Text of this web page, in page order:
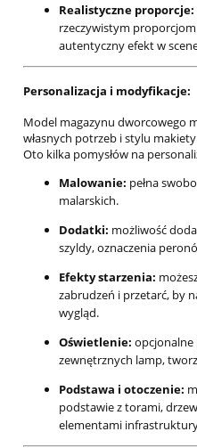
Realistyczne proporcje:
rzeczywistym
autentyczny efekt w
Personalizacja i modyfikacje:
Model magazynu dworcowego
własnych potrzeb i stylu
Oto kilka pomysłów na
Malowanie: pełna
malarskich.
Dodatki: możliwość
szyldy, oznaczenia
Efekty starzenia:
zabrudzeń i przetarć, by
wygląd.
Oświetlenie: opcjonalne
zewnętrznych lamp,
Podstawa i otoczenie:
podstawie z torami,
elementami